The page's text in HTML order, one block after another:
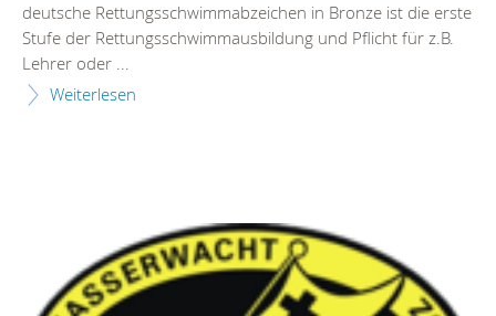
deutsche Rettungsschwimmabzeichen in Bronze ist die erste
Stufe der Rettungsschwimmausbildung und Pflicht für z.B.
Lehrer oder ...
Weiterlesen